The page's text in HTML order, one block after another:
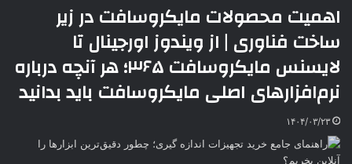
اهمیت محصولات مایکروسافت در زیر
ساخت فناوری | از ویندوز اورجینال تا
لایسنس مایکروسافت ۳۶۵؛ هر آنچه درباره
نرم‌افزارهای اصلی مایکروسافت باید بدانید
۱۴۰۴/۰۳/۲۳